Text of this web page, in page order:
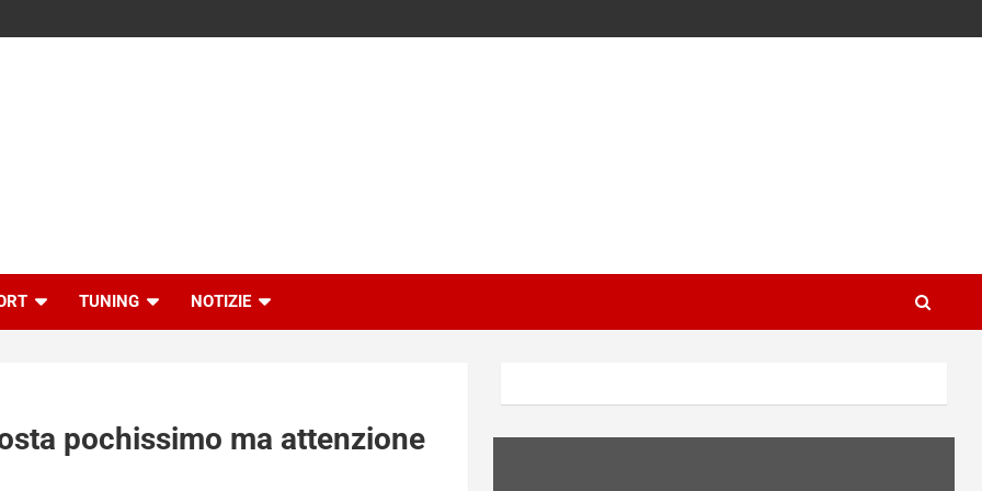
TUNING NOTIZIE
pochissimo ma attenzione